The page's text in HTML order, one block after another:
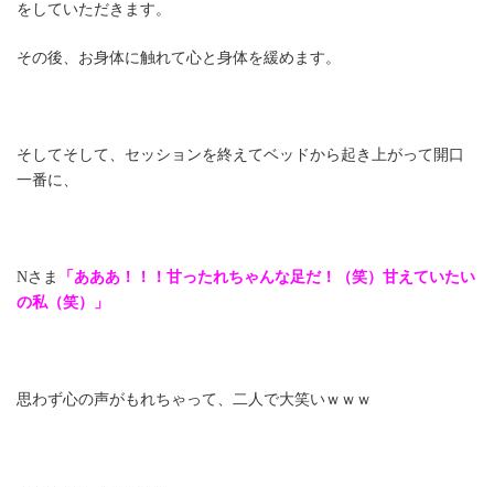
をしていただきます。
その後、お身体に触れて心と身体を緩めます。
そしてそして、セッションを終えてベッドから起き上がって開口
一番に、
Nさま
「あああ！！！甘ったれちゃんな足だ！（笑）甘えていたい
の私（笑）」
思わず心の声がもれちゃって、二人で大笑いｗｗｗ